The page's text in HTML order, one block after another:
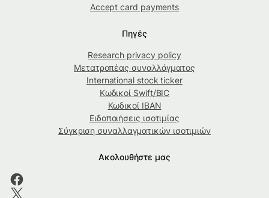
Accept card payments
Πηγές
Research privacy policy
Μετατροπέας συναλλάγματος
International stock ticker
Κωδικοί Swift/BIC
Κωδικοί IBAN
Ειδοποιήσεις ισοτιμίας
Σύγκριση συναλλαγματικών ισοτιμιών
Ακολουθήστε μας